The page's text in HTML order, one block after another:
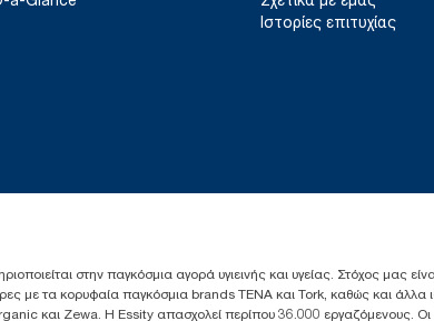
Ιστορίες επιτυχίας
στην παγκόσμια αγορά υγιεινής και υγείας. Στόχος μας
με τα κορυφαία παγκόσμια brands TENA και Tork, καθώς και
και Zewa. Η Essity απασχολεί περίπου 36.000 εργαζόμενους.